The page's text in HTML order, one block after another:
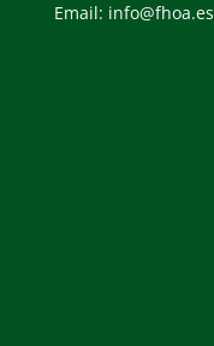
Email: info@fhoa.es